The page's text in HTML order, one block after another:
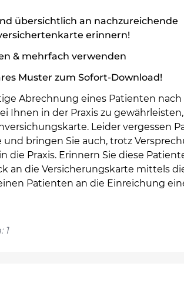
übersichtlich an nachzureichende
erinnern!
& mehrfach verwenden
Muster zum Sofort-Download!
Abrechnung eines Patienten nach
Ihnen in der Praxis zu
Leider vergessen
und bringen Sie auch, trotz
die Praxis. Erinnern Sie diese
an die Versicherungskarte mittels
Patienten an die Einreichung
1